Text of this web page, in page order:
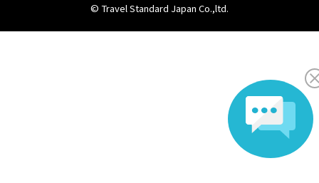
© Travel Standard Japan Co.,ltd.